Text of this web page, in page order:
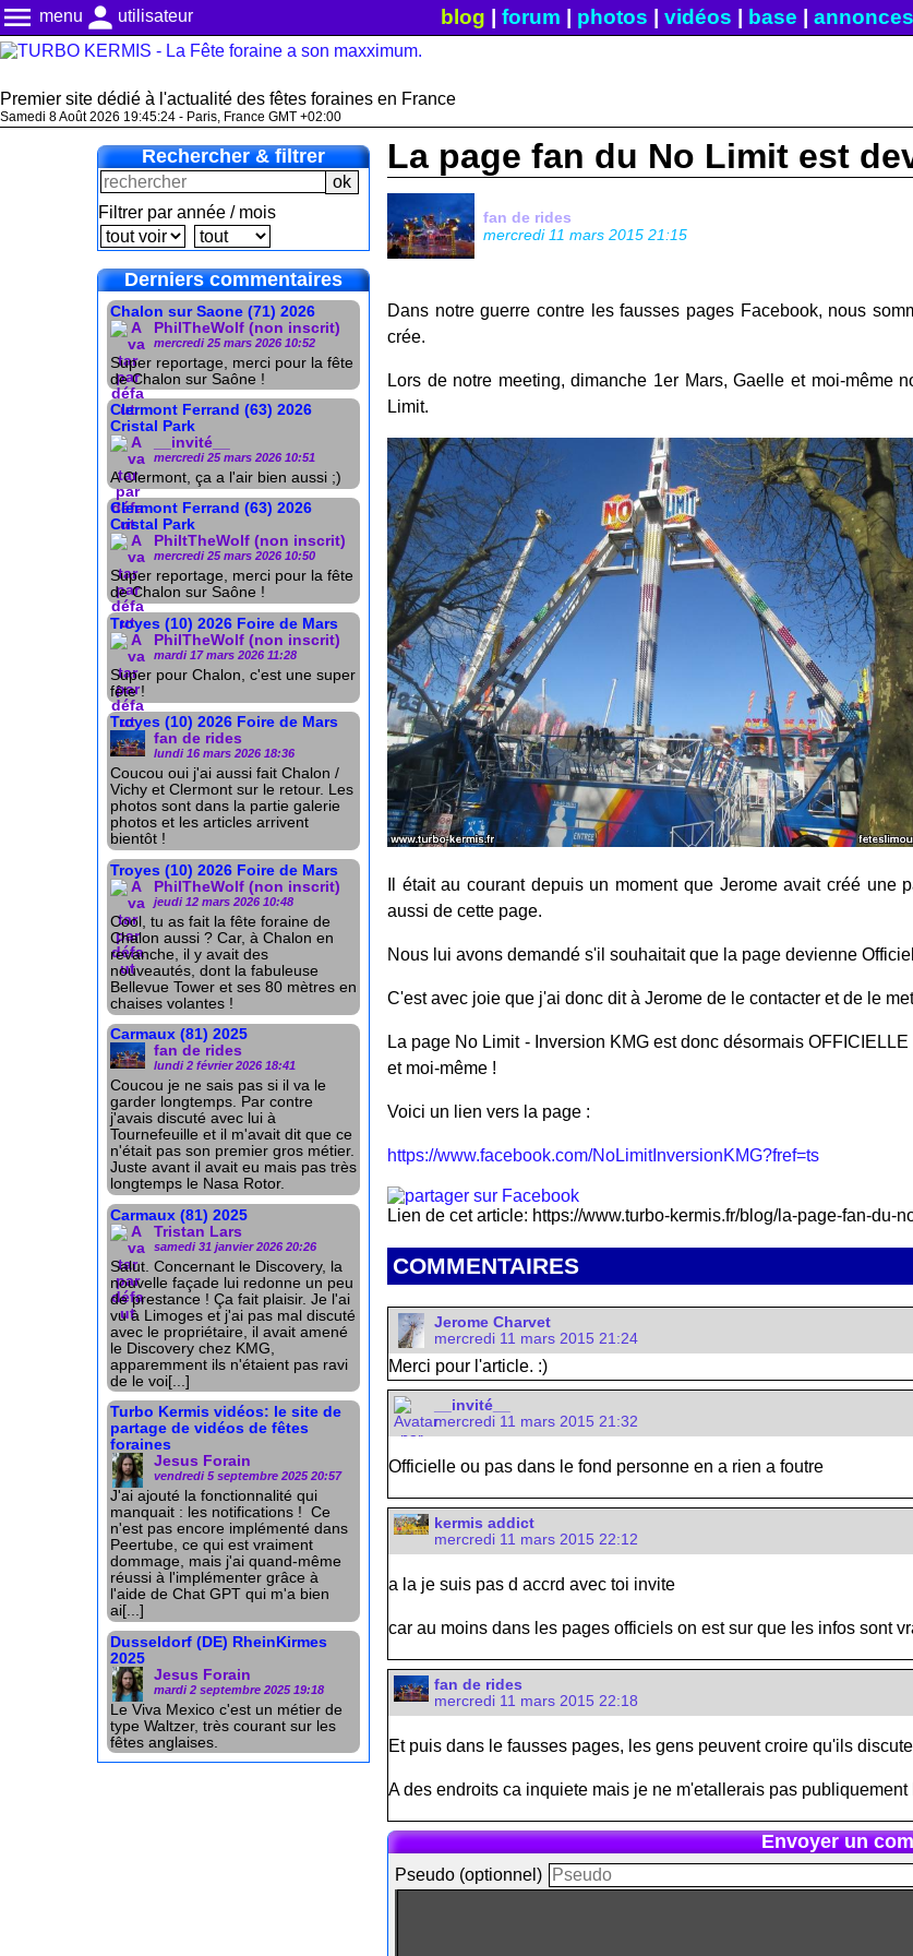
menu menu person utilisateur blog forum photos vidéos base annonces
Premier site dédié à l'actualité des fêtes foraines en France
Samedi 8 Août 2026 19:45:24 - Paris, France GMT +02:00
Rechercher & filtrer
Filtrer par année / mois
Derniers commentaires
Chalon sur Saone (71) 2026
PhilTheWolf (non inscrit)
mercredi 25 mars 2026 10:52
Super reportage, merci pour la fête
de Chalon sur Saône !
Clermont Ferrand (63) 2026
Cristal Park
__invité__
mercredi 25 mars 2026 10:51
A Clermont, ça a l'air bien aussi ;)
Clermont Ferrand (63) 2026
Cristal Park
PhiltTheWolf (non inscrit)
mercredi 25 mars 2026 10:50
Super reportage, merci pour la fête
de Chalon sur Saône !
Troyes (10) 2026 Foire de Mars
PhilTheWolf (non inscrit)
mardi 17 mars 2026 11:28
Super pour Chalon, c'est une super
fête !
Troyes (10) 2026 Foire de Mars
fan de rides
lundi 16 mars 2026 18:36
Coucou oui j'ai aussi fait Chalon /
Vichy et Clermont sur le retour. Les
photos sont dans la partie galerie
photos et les articles arrivent
bientôt !
Troyes (10) 2026 Foire de Mars
PhilTheWolf (non inscrit)
jeudi 12 mars 2026 10:48
Cool, tu as fait la fête foraine de
Chalon aussi ? Car, à Chalon en
revanche, il y avait des
nouveautés, dont la fabuleuse
Bellevue Tower et ses 80 mètres en
chaises volantes !
Carmaux (81) 2025
fan de rides
lundi 2 février 2026 18:41
Coucou je ne sais pas si il va le
garder longtemps. Par contre
j'avais discuté avec lui à
Tournefeuille et il m'avait dit que ce
n'était pas son premier gros métier.
Juste avant il avait eu mais pas très
longtemps le Nasa Rotor.
Carmaux (81) 2025
Tristan Lars
samedi 31 janvier 2026 20:26
Salut. Concernant le Discovery, la
nouvelle façade lui redonne un peu
de prestance ! Ça fait plaisir. Je l'ai
vu à Limoges et j'ai pas mal discuté
avec le propriétaire, il avait amené
le Discovery chez KMG,
apparemment ils n'étaient pas ravi
de le voi[...]
Turbo Kermis vidéos: le site de
partage de vidéos de fêtes
foraines
Jesus Forain
vendredi 5 septembre 2025 20:57
J'ai ajouté la fonctionnalité qui
manquait : les notifications ! Ce
n'est pas encore implémenté dans
Peertube, ce qui est vraiment
dommage, mais j'ai quand-même
réussi à l'implémenter grâce à
l'aide de Chat GPT qui m'a bien
ai[...]
Dusseldorf (DE) RheinKirmes
2025
Jesus Forain
mardi 2 septembre 2025 19:18
Le Viva Mexico c'est un métier de
type Waltzer, très courant sur les
fêtes anglaises.
La page fan du No Limit est
fan de rides
mercredi 11 mars 2015 21:15
Dans notre guerre contre les fausses pages Facebook, nous
crée.
Lors de notre meeting, dimanche 1er Mars, Gaelle et moi-même
Limit.
Il était au courant depuis un moment que Jerome avait créé
aussi de cette page.
Nous lui avons demandé s'il souhaitait que la page devienne
C'est avec joie que j'ai donc dit à Jerome de le contacter et de le
La page No Limit - Inversion KMG est donc désormais
et moi-même !
Voici un lien vers la page :
https://www.facebook.com/NoLimitInversionKMG?fref=ts
Lien de cet article: https://www.turbo-kermis.fr/blog/la-page-fan-du-
COMMENTAIRES
Jerome Charvet
mercredi 11 mars 2015 21:24
Merci pour l'article. :)
__invité__
mercredi 11 mars 2015 21:32
Officielle ou pas dans le fond personne en a rien a foutre
kermis addict
mercredi 11 mars 2015 22:12
a la je suis pas d accrd avec toi invite
car au moins dans les pages officiels on est sur que les infos sont
fan de rides
mercredi 11 mars 2015 22:18
Et puis dans le fausses pages, les gens peuvent croire qu'ils
A des endroits ca inquiete mais je ne m'etallerais pas publiquement
Envoyer un
Pseudo (optionnel)